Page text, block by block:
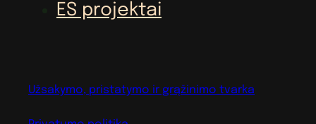
ES projektai
Užsakymo, pristatymo ir grąžinimo tvarka